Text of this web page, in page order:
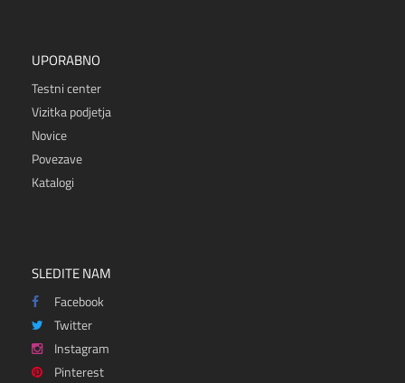
UPORABNO
Testni center
Vizitka podjetja
Novice
Povezave
Katalogi
SLEDITE NAM
Facebook
Twitter
Instagram
Pinterest